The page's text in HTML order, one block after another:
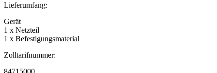
Lieferumfang:
Gerät
1 x Netzteil
1 x Befestigungsmaterial
Zolltarifnummer:
84715000